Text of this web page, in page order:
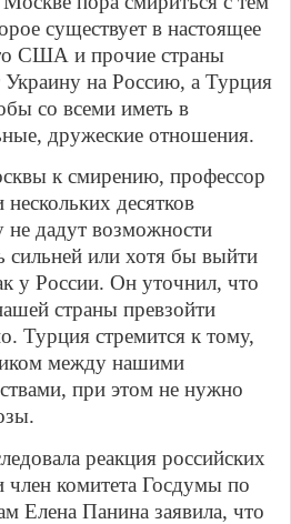
существует в настоящее
США и прочие страны
Украину на Россию, а Турция
со всеми иметь в
дружеские отношения.
к смирению, профессор
нескольких десятков
не дадут возможности
сильней или хотя бы выйти
у России. Он уточнил, что
страны превзойти
Турция стремится к тому,
между нашими
при этом не нужно
реакция российских
член комитета Госдумы по
Елена Панина заявила, что